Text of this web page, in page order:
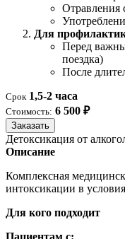
Отравления
Для
Перед
поездка)
После
Срок 1,5-2 часа
Стоимость: 6 500 ₽
Заказать
Детоксикация от
Описание
Комплексная
интоксикации в
Для кого подходит